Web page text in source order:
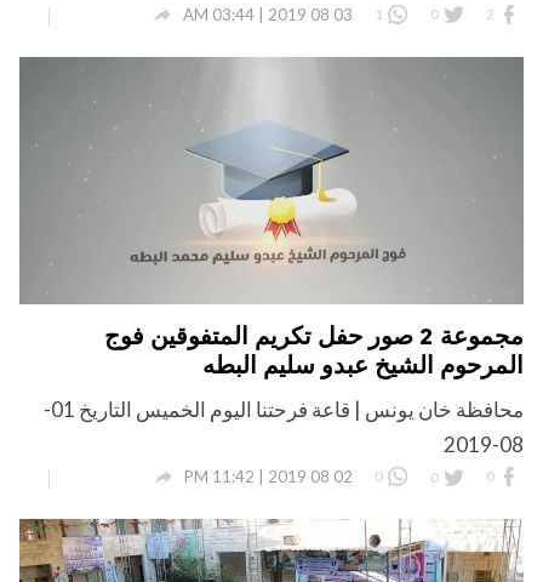
2
0
1
03 08 2019 | 03:44 AM

مجموعة 2 صور حفل تكريم المتفوقين فوج
المرحوم الشيخ عبدو سليم البطه
محافظة خان يونس | قاعة فرحتنا اليوم الخميس التاريخ 01-
08-2019
0
0
0
02 08 2019 | 11:42 PM
